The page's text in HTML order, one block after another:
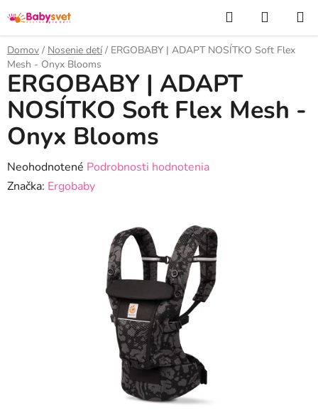
na
obsah
Hľadať
KOŠÍK
Domov / Nosenie detí / ERGOBABY | ADAPT NOSÍTKO Soft Flex
Mesh - Onyx Blooms
ERGOBABY | ADAPT
NOSÍTKO Soft Flex Mesh -
Onyx Blooms
Priemerné
hodnotenie
Neohodnotené Podrobnosti hodnotenia
Značka: Ergobaby